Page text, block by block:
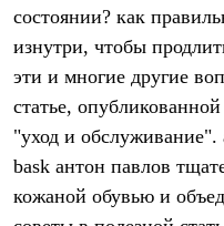
Брюки
Куртки
Брюки
Термобелье
Теплое термобелье
Среднее термобелье
Легкое термобелье
Лёгкая одежда
Футболки
состоянии? как
изнутри, чтобы
эти и многие другие
статье,
"уход и обслуживание".
bask антон павлов
кожаной обувью и